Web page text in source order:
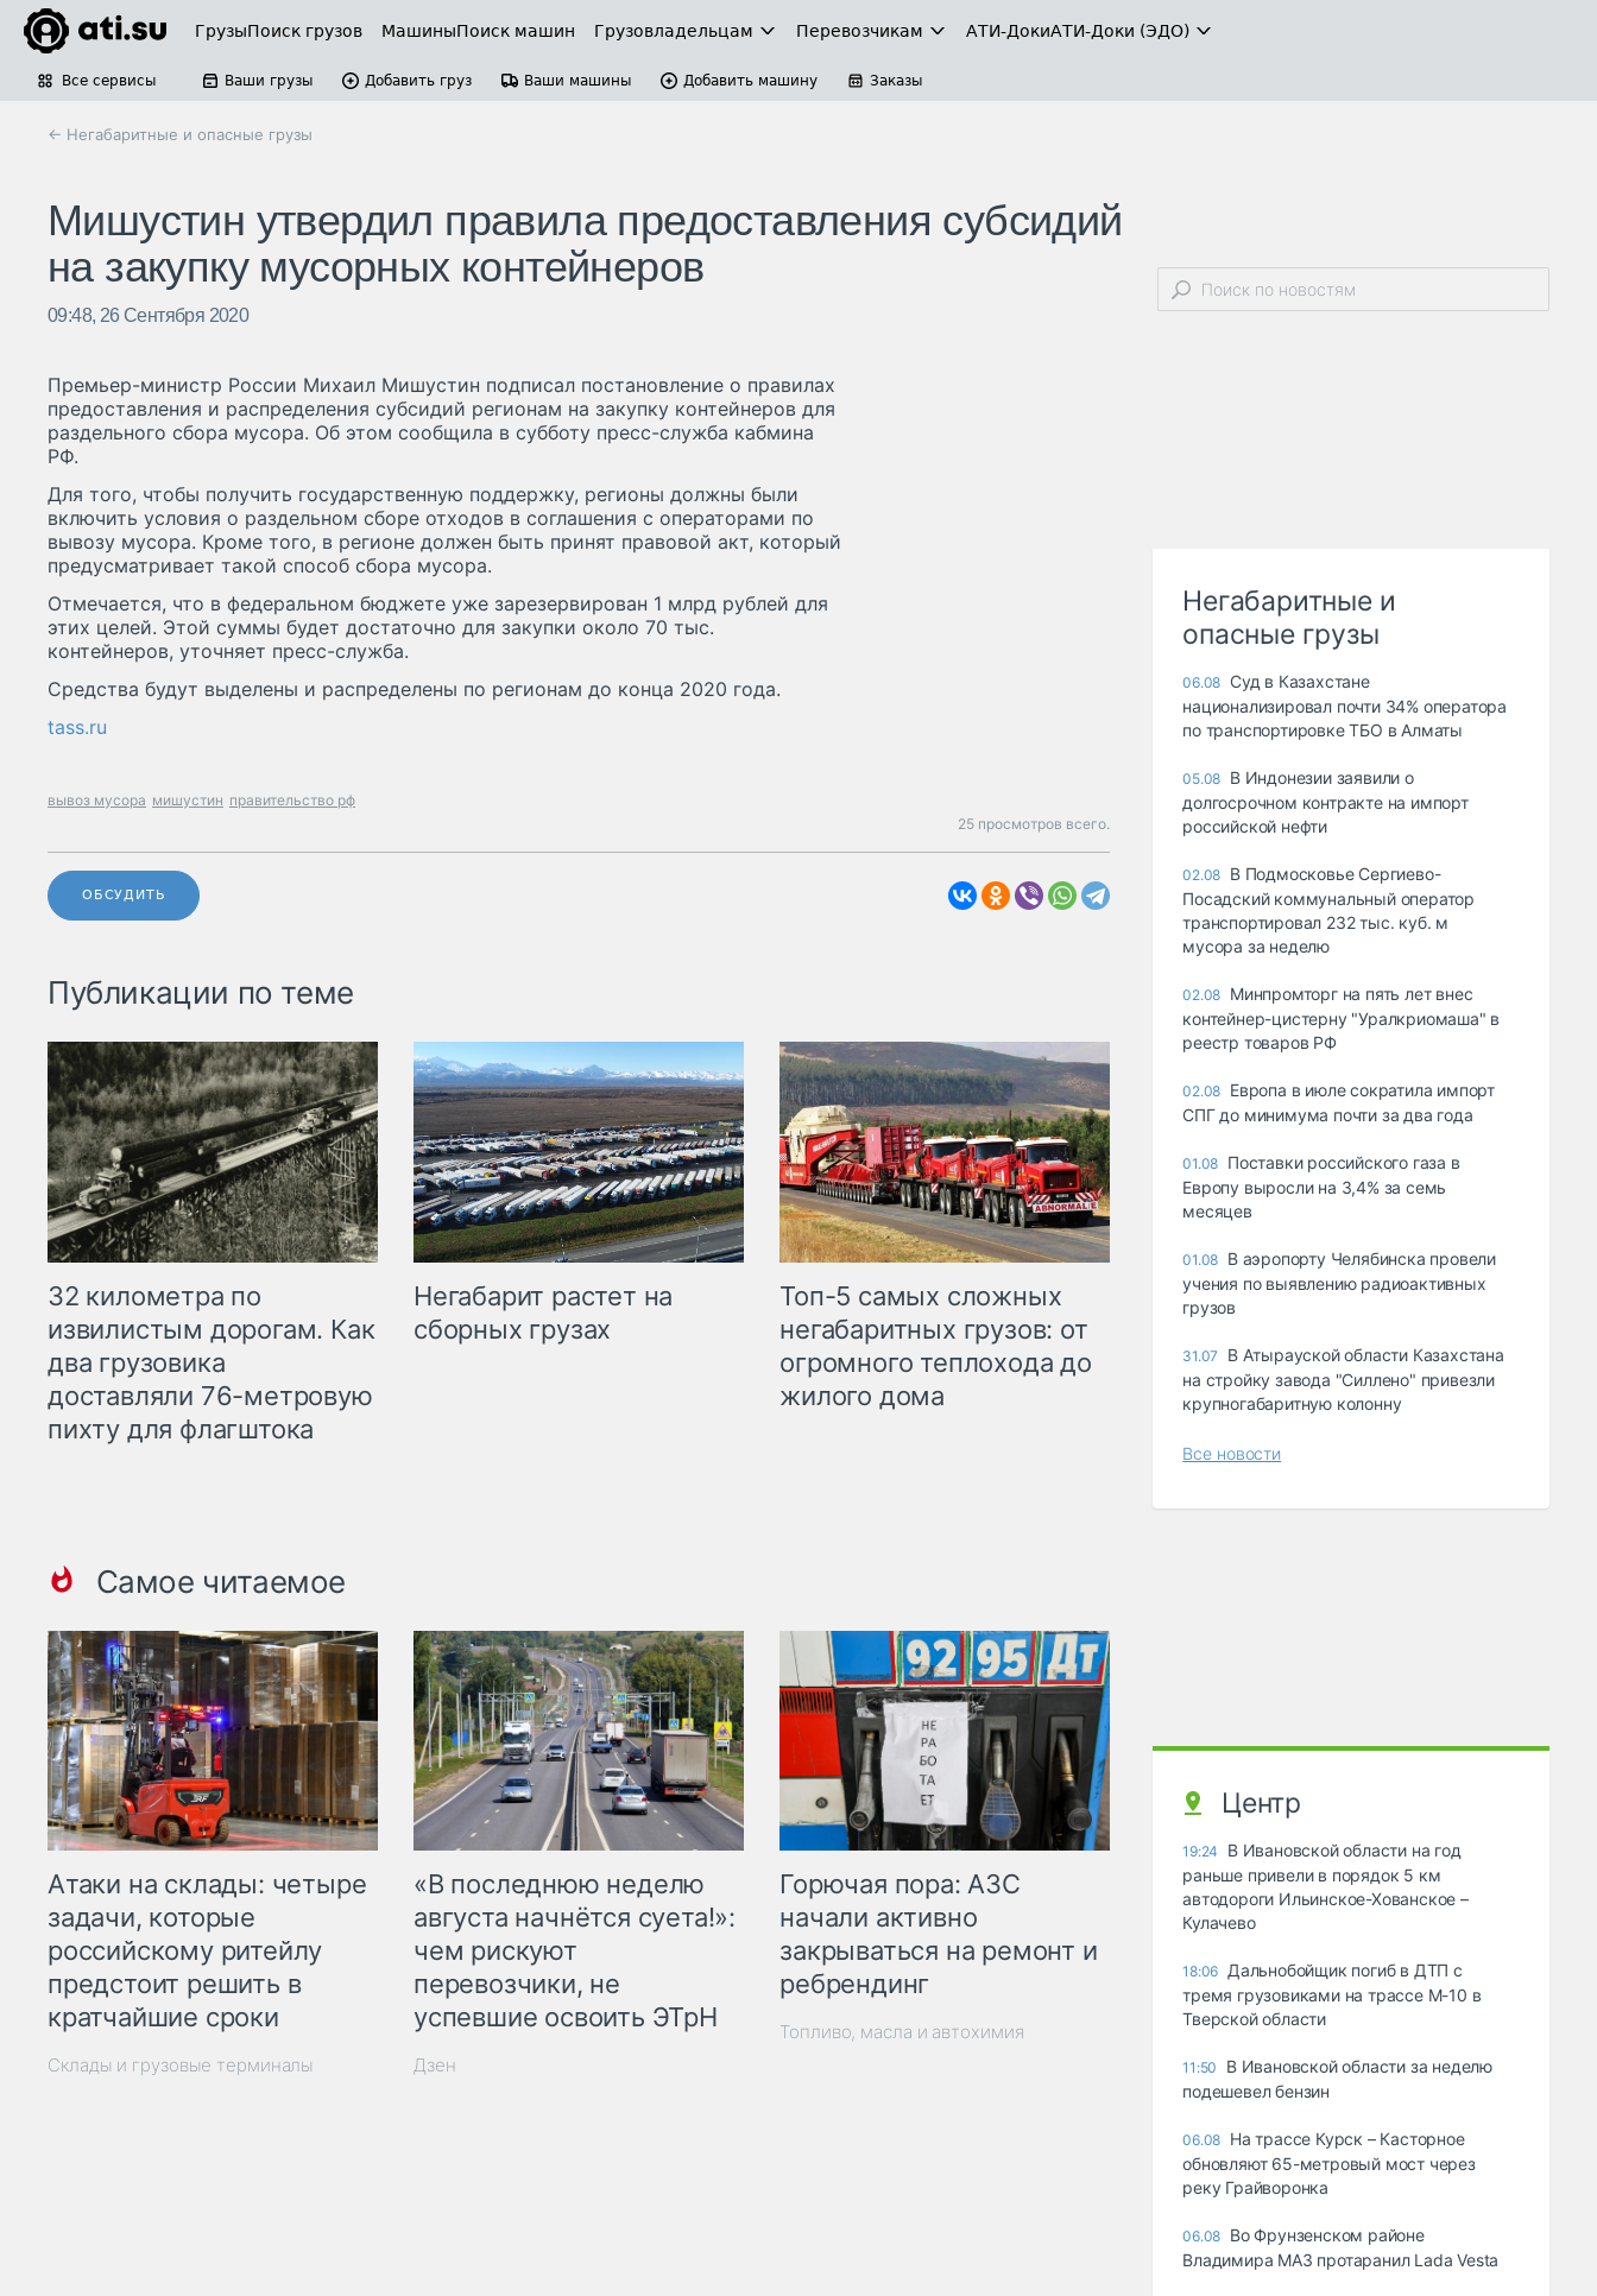
ГрузыПоиск грузов МашиныПоиск машин Грузовладельцам Перевозчикам АТИ-ДокиАТИ-Доки (ЭДО)
Все сервисы Ваши грузы Добавить груз Ваши машины Добавить машину Заказы
← Негабаритные и опасные грузы
Мишустин утвердил правила предоставления субсидий
на закупку мусорных контейнеров
09:48, 26 Сентября 2020
Премьер-министр России Михаил Мишустин подписал постановление о правилах
предоставления и распределения субсидий регионам на закупку контейнеров для
раздельного сбора мусора. Об этом сообщила в субботу пресс-служба кабмина
РФ.
Для того, чтобы получить государственную поддержку, регионы должны были
включить условия о раздельном сборе отходов в соглашения с операторами по
вывозу мусора. Кроме того, в регионе должен быть принят правовой акт, который
предусматривает такой способ сбора мусора.
Отмечается, что в федеральном бюджете уже зарезервирован 1 млрд рублей для
этих целей. Этой суммы будет достаточно для закупки около 70 тыс.
контейнеров, уточняет пресс-служба.
Средства будут выделены и распределены по регионам до конца 2020 года.
tass.ru
вывоз мусора мишустин правительство рф
25 просмотров всего.
ОБСУДИТЬ
Публикации по теме
32 километра по
извилистым дорогам. Как
два грузовика
доставляли 76-метровую
пихту для флагштока
Негабарит растет на
сборных грузах
Топ-5 самых сложных
негабаритных грузов: от
огромного теплохода до
жилого дома
Самое читаемое
Атаки на склады: четыре
задачи, которые
российскому ритейлу
предстоит решить в
кратчайшие сроки
Склады и грузовые терминалы
«В последнюю неделю
августа начнётся суета!»:
чем рискуют
перевозчики, не
успевшие освоить ЭТрН
Дзен
Горючая пора: АЗС
начали активно
закрываться на ремонт и
ребрендинг
Топливо, масла и автохимия
Негабаритные и
опасные грузы
06.08 Суд в Казахстане
национализировал почти 34% оператора
по транспортировке ТБО в Алматы
05.08 В Индонезии заявили о
долгосрочном контракте на импорт
российской нефти
02.08 В Подмосковье Сергиево-
Посадский коммунальный оператор
транспортировал 232 тыс. куб. м
мусора за неделю
02.08 Минпромторг на пять лет внес
контейнер-цистерну "Уралкриомаша" в
реестр товаров РФ
02.08 Европа в июле сократила импорт
СПГ до минимума почти за два года
01.08 Поставки российского газа в
Европу выросли на 3,4% за семь
месяцев
01.08 В аэропорту Челябинска провели
учения по выявлению радиоактивных
грузов
31.07
В Атырауской области Казахстана
на стройку завода "Силлено" привезли
крупногабаритную колонну
Все новости
Центр
19:24
В Ивановской области на год
раньше привели в порядок 5 км
автодороги Ильинское-Хованское –
Кулачево
18:06 Дальнобойщик погиб в ДТП с
тремя грузовиками на трассе М-10 в
Тверской области
11:50
В Ивановской области за неделю
подешевел бензин
06.08 На трассе Курск – Касторное
обновляют 65-метровый мост через
реку Грайворонка
06.08 Во Фрунзенском районе
Владимира МАЗ протаранил Lada Vesta